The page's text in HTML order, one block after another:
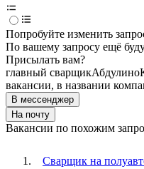
Попробуйте изменить
По вашему запросу ещё
Присылать вам?
главный сварщикАбдулино
вакансии, в названии
В мессенджер
На почту
Вакансии по похожим
Сварщик на